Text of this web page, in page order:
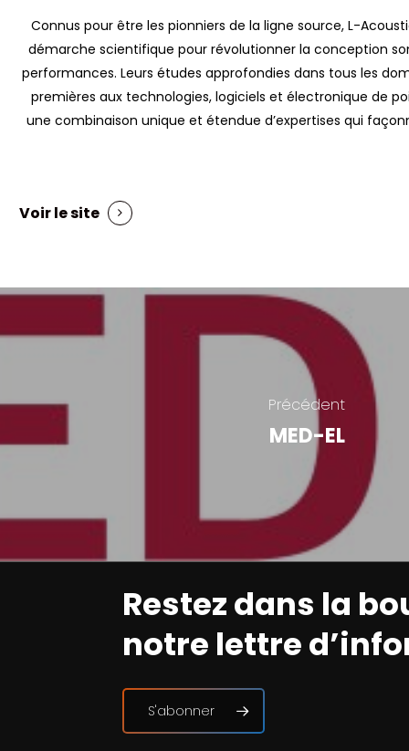
Connus pour être les pionniers de la ligne source, L-
démarche scientifique pour révolutionner la conception
performances. Leurs études approfondies dans tous les
premières aux technologies, logiciels et électronique de
une combinaison unique et étendue d’expertises qui
Voir le site
Précédent
MED-EL
Restez dans la
notre lettre
S'abonner